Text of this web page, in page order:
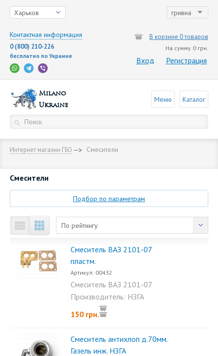
Харьков гривна
Контактная информация
0 (800) 210-226
бесплатно по Украине
В корзине 0 товаров
На сумму 0 грн.
Вход Регистрация
Milano
Ukraine
Меню Каталог
Интернет магазин ГБО Смесители
Смесители
Подбор по параметрам
По рейтингу
Смеситель ВАЗ 2101-07
пластм.
Артикул: 00432
Смеситель ВАЗ 2101-07
пластм. предназначен для...
Производитель: НЗГА
150 грн.
Смеситель антихлоп д.70мм.
Газель инж. НЗГА